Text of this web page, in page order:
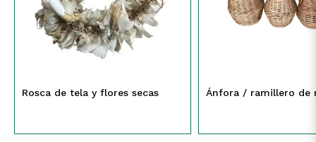
Rosca de tela y flores secas Ánfora / ramillero de